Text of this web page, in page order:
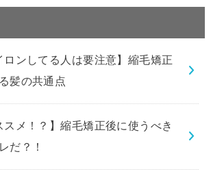
ロンしてる人は要注意】縮毛矯正
髪の共通点
スメ！？】縮毛矯正後に使うべき
だ？！